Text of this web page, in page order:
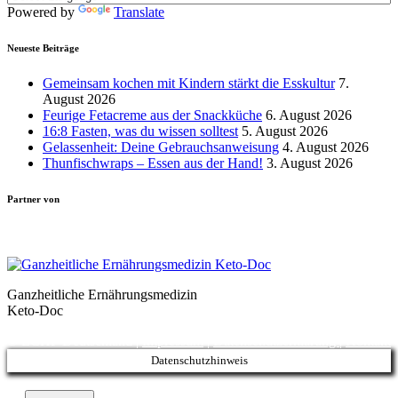
Powered by Translate
Neueste Beiträge
Gemeinsam kochen mit Kindern stärkt die Esskultur 7.
August 2026
Feurige Fetacreme aus der Snackküche 6. August 2026
16:8 Fasten, was du wissen solltest 5. August 2026
Gelassenheit: Deine Gebrauchsanweisung 4. August 2026
Thunfischwraps – Essen aus der Hand! 3. August 2026
Partner von
Ganzheitliche Ernährungsmedizin
Keto-Doc
Datenschutzhinweis